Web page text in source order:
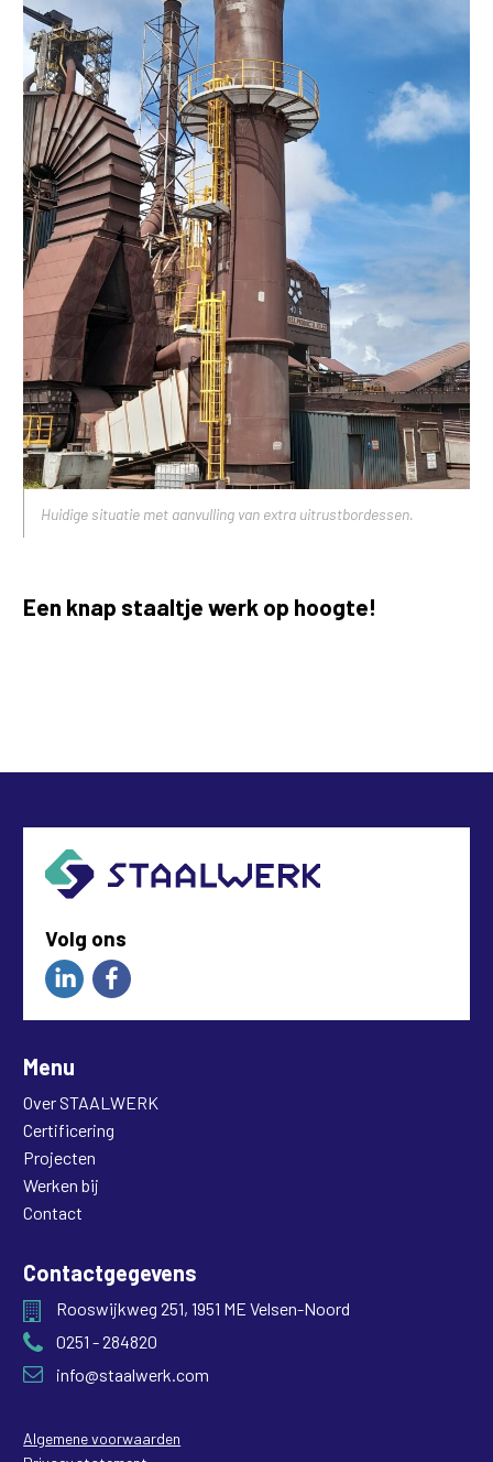
Huidige situatie met aanvulling van extra uitrustbordessen.
Een knap staaltje werk op hoogte!
Volg ons
Menu
Over STAALWERK
Certificering
Projecten
Werken bij
Contact
Contactgegevens
Rooswijkweg 251, 1951 ME Velsen-Noord
0251 - 284820
info@staalwerk.com
Algemene voorwaarden